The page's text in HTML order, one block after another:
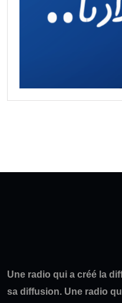
Une radio qui a créé la
sa diffusion. Une radio